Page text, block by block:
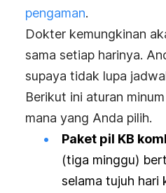
pengaman.
Dokter kemungkinan
sama setiap harinya.
supaya tidak lupa
Berikut ini aturan
mana yang Anda pilih.
Paket pil KB
(tiga minggu)
selama tujuh hari